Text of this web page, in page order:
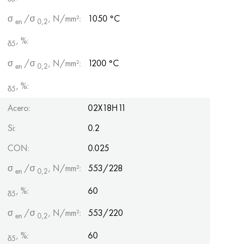
σ en /σ 0,2, N/mm²: 1050 °C
δ5, %:
σ en /σ 0,2, N/mm²: 1200 °C
δ5, %:
Acero:
02Х18Н11
Si:
0.2
CON:
0.025
σ en /σ 0,2, N/mm²: 553/228
δ5, %:
60
σ en /σ 0,2, N/mm²: 553/220
δ5, %:
60